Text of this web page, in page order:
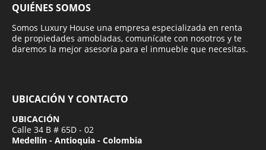
QUIÉNES SOMOS
Somos Luxury House una empresa especializada en renta
de propiedades amobladas, comunícate con nosotros y te
daremos la mejor asesoría para el inmueble que necesitas.
UBICACIÓN Y CONTACTO
UBICACIÓN
Calle 34 B # 65D - 02
Medellín - Antioquia - Colombia